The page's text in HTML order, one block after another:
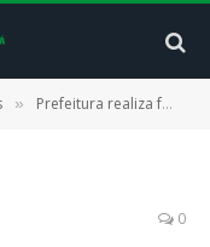
» Prefeitura realiza formação para os habilitados no processo de escolha dos membros do Conselho Tutelar
0